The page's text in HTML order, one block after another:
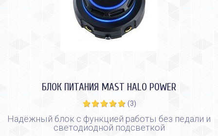
БЛОК ПИТАНИЯ MAST HALO POWER
(3)
Надёжный блок с функцией работы без педали и
светодиодной подсветкой